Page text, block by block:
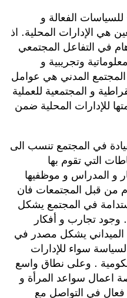
للسياسات الفعالة و
هي الإدارات المحلية. اذ
في التفاعل المجتمعي
وتجريبية و
المدني هي عوامل
و المجتمعية للعملية
للإدارات المحلية ضمن
في المجتمع تنسب الى
التي تقوم بها
و المدراس و موظفيها
من قبل المجتمعات فان
في المجتمع يشكل
وجود تجارب و أفكار
الميداني يشكل مصدر في
سواء للإدارات
. وعلى نطاق واسع
اعمال سواعد المرأة و
في التواصل مع